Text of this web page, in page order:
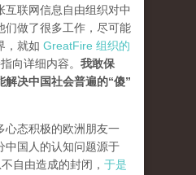
互联网信息自由组织对中
们做了很多工作，尽可能
，就如 GreatFire 组织的
向详细内容。 我敢保
解决中国社会普遍的“傻”
心态积极的欧洲朋友一
中国人的认知问题源于
自由造成的封闭， 于是